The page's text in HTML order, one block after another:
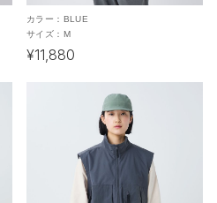
カラー： BLUE
サイズ： M
¥11,880